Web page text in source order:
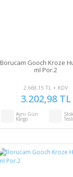
Borucam Gooch Kroze
ml Por.2
2.669,15 TL + KDV
3.202,98 TL
Aynı Gün
Kargo